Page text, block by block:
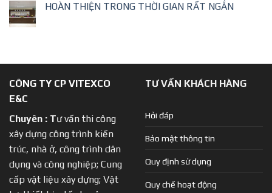
HOÀN THIỆN TRONG THỜI GIAN RẤT NGẮN
CÔNG TY CP VITEXCO
E&C
Chuyên : Tư vấn thi công
xây dựng công trình kiến
trúc, nhà ở, công trình dân
dụng và công nghiệp; Cung
cấp vật liệu xây dựng; Vật
TƯ VẤN KHÁCH HÀNG
Hỏi đáp
Bảo mật thông tin
Quy định sử dụng
Quy chế hoạt động